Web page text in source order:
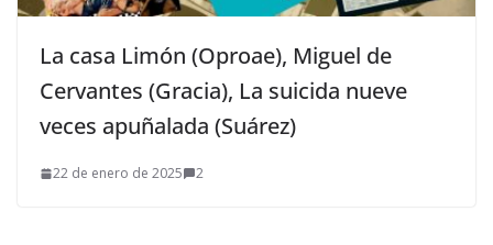
La casa Limón (Oproae), Miguel de
Cervantes (Gracia), La suicida nueve
veces apuñalada (Suárez)
22 de enero de 2025 2